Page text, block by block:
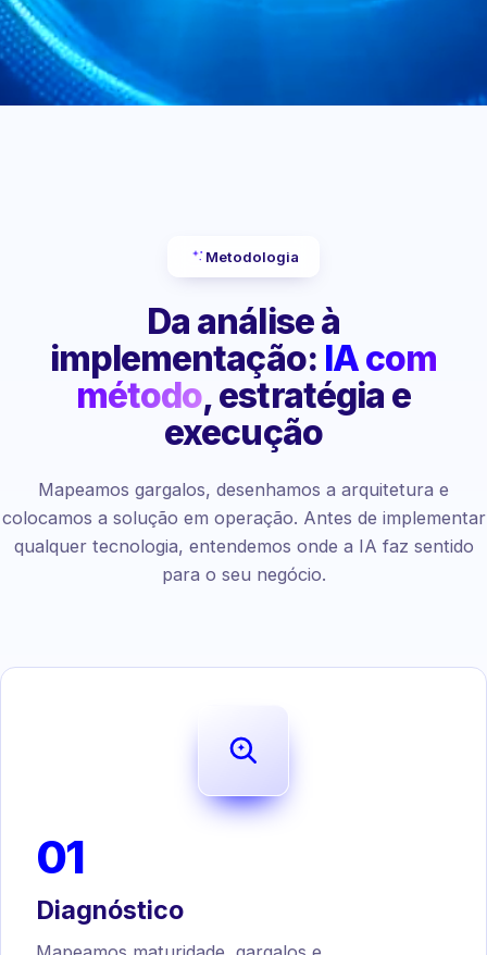
Metodologia
Da análise à
implementação: IA com
método, estratégia e
execução
Mapeamos gargalos, desenhamos a arquitetura e
colocamos a solução em operação. Antes de implementar
qualquer tecnologia, entendemos onde a IA faz sentido
para o seu negócio.
01
Diagnóstico